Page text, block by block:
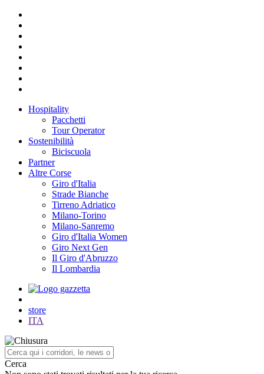
Hospitality
Pacchetti
Tour Operator
Sostenibilità
Biciscuola
Partner
Altre Corse
Giro d'Italia
Strade Bianche
Tirreno Adriatico
Milano-Torino
Milano-Sanremo
Giro d'Italia Women
Giro Next Gen
Il Giro d'Abruzzo
Il Lombardia
store
ITA
Cerca